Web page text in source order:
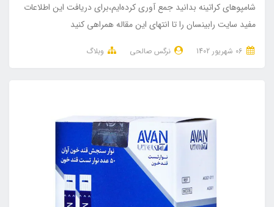
شامپوهای کراتینه بدانید جمع آوری کرده‌ایم،برای دریافت این اطلاعات
مفید سایت رابینسان را تا انتهای این مقاله همراهی کنید
نرگس صالحی وبلاگ